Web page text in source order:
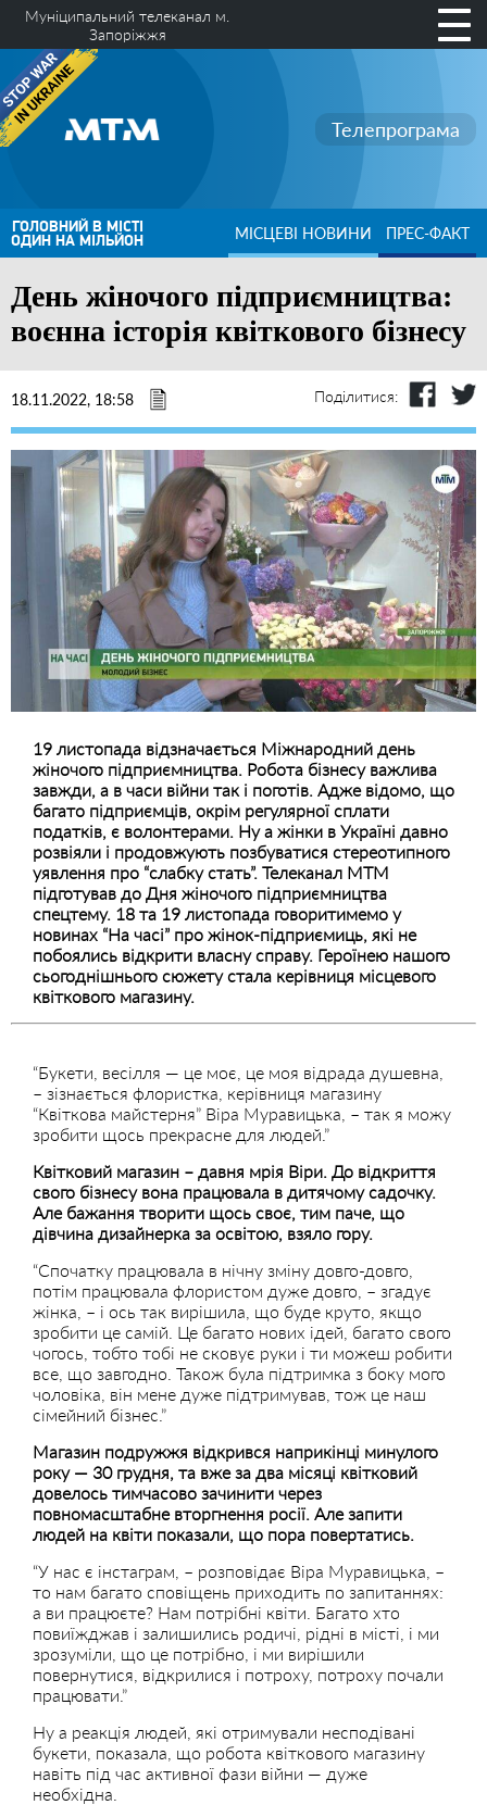
Муніципальний телеканал м.
Запоріжжя
Телепрограма
ГОЛОВНИЙ В МІСТІ
ОДИН НА МІЛЬЙОН МІСЦЕВІ НОВИНИ ПРЕС-ФАКТ
День жіночого підприємництва:
воєнна історія квіткового бізнесу
18.11.2022, 18:58 Поділитися:
19 листопада відзначається Міжнародний день
жіночого підприємництва. Робота бізнесу важлива
завжди, а в часи війни так і поготів. Адже відомо, що
багато підприємців, окрім регулярної сплати
податків, є волонтерами. Ну а жінки в Україні давно
розвіяли і продовжують позбуватися стереотипного
уявлення про “слабку стать”. Телеканал МТМ
підготував до Дня жіночого підприємництва
спецтему. 18 та 19 листопада говоритимемо у
новинах “На часі” про жінок-підприємиць, які не
побоялись відкрити власну справу. Героїнею нашого
сьогоднішнього сюжету стала керівниця місцевого
квіткового магазину.
“Букети, весілля — це моє, це моя відрада душевна,
– зізнається флористка, керівниця магазину
“Квіткова майстерня” Віра Муравицька, – так я можу
зробити щось прекрасне для людей.”
Квітковий магазин – давня мрія Віри. До відкриття
свого бізнесу вона працювала в дитячому садочку.
Але бажання творити щось своє, тим паче, що
дівчина дизайнерка за освітою, взяло гору.
“Спочатку працювала в нічну зміну довго-довго,
потім працювала флористом дуже довго, – згадує
жінка, – і ось так вирішила, що буде круто, якщо
зробити це самій. Це багато нових ідей, багато свого
чогось, тобто тобі не сковує руки і ти можеш робити
все, що завгодно. Також була підтримка з боку мого
чоловіка, він мене дуже підтримував, тож це наш
сімейний бізнес.”
Магазин подружжя відкрився наприкінці минулого
року — 30 грудня, та вже за два місяці квітковий
довелось тимчасово зачинити через
повномасштабне вторгнення росії. Але запити
людей на квіти показали, що пора повертатись.
“У нас є інстаграм, – розповідає Віра Муравицька, –
то нам багато сповіщень приходить по запитаннях:
а ви працюєте? Нам потрібні квіти. Багато хто
повиїжджав і залишились родичі, рідні в місті, і ми
зрозуміли, що це потрібно, і ми вирішили
повернутися, відкрилися і потроху, потроху почали
працювати.”
Ну а реакція людей, які отримували несподівані
букети, показала, що робота квіткового магазину
навіть під час активної фази війни — дуже
необхідна.